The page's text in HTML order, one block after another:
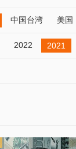
中国台湾 美国
2022 2021